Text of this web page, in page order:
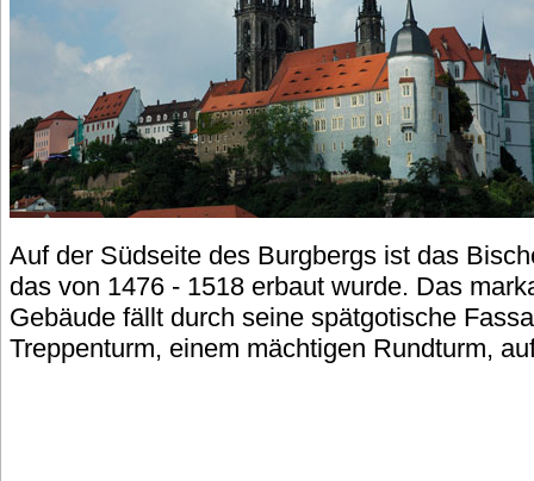
Auf der Südseite des Burgbergs ist das
das von 1476 - 1518 erbaut wurde. Das
Gebäude fällt durch seine spätgotische
Treppenturm, einem mächtigen Rundturm,